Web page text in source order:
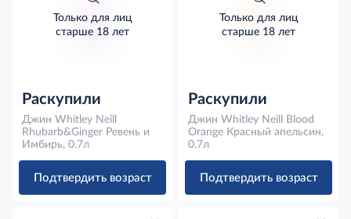
Только для лиц
старше 18 лет
Раскупили
Джин Whitley Neill
Rhubarb&Ginger Ревень и
Имбирь, 0.7л
Подтвердить возраст
Только для лиц
старше 18 лет
Раскупили
Джин Whitley Neill Blood
Orange Красный апельсин,
0.7л
Подтвердить возраст